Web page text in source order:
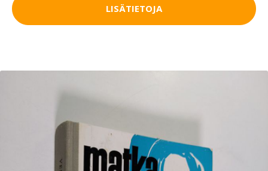
LISÄTIETOJA